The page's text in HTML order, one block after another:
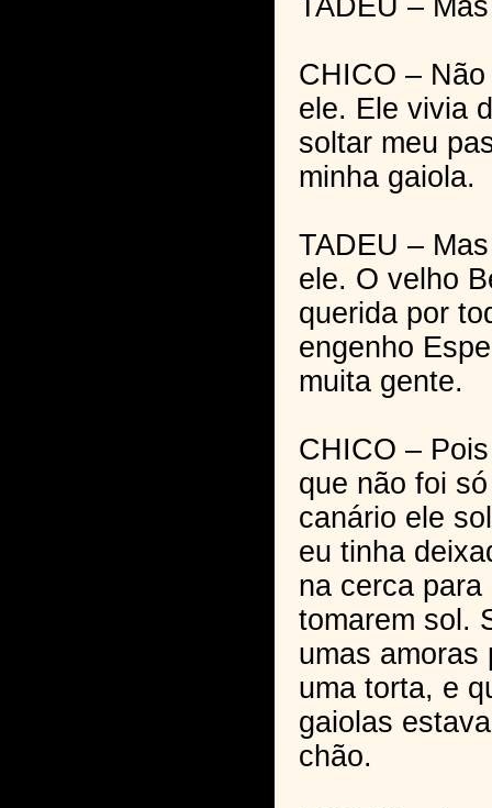
TADEU –
CHICO –
ele. Ele vivia
soltar meu
minha gaiola.
TADEU –
ele. O velho
querida por
engenho
muita gente.
CHICO –
que não foi
canário ele
eu tinha
na cerca
tomarem sol.
umas amoras
uma torta, e
gaiolas
chão.